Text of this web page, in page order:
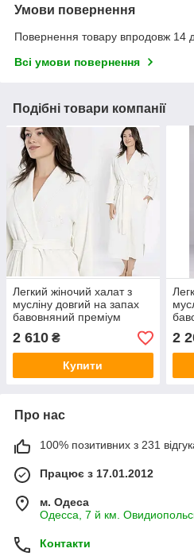
Умови повернення
Повернення товару впродовж 14
Всі умови повернення
Подібні товари компанії
Легкий жіночий халат з
мусліну довгий на запах
бавовняний преміум
якість Nusa NS-0495
2 610 ₴
Купити
2
Про нас
100% позитивних з 231
Працює з 17.01.2012
м. Одеса
Одесса, 7 й км.
Контакти